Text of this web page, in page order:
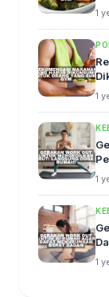
1
1
1
1